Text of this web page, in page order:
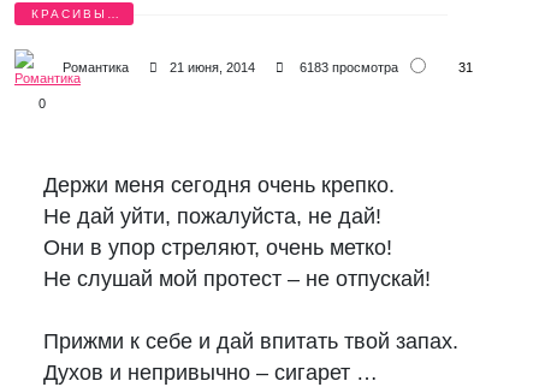
КРАСИВЫЕ
Романтика 21 июня, 2014 6183 просмотра 31
0
Держи меня сегодня очень крепко.
Не дай уйти, пожалуйста, не дай!
Они в упор стреляют, очень метко!
Не слушай мой протест – не отпускай!
Прижми к себе и дай впитать твой запах.
Духов и непривычно – сигарет …